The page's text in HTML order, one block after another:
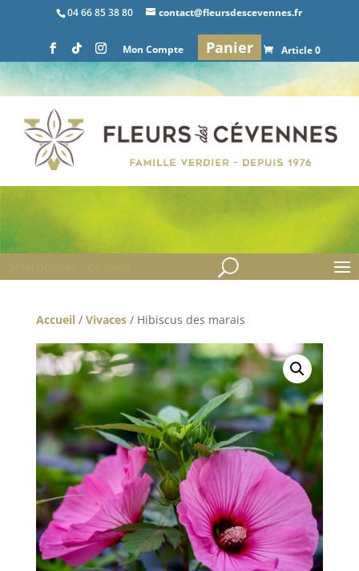
04 66 85 38 80 contact@fleursdescevennes.fr
Mon Compte Panier Article 0
Accueil/ Vivaces/ Hibiscus des marais